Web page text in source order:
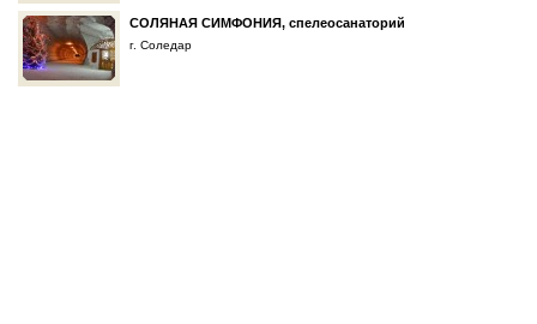
СОЛЯНАЯ СИМФОНИЯ, спелеосанаторий
г. Соледар